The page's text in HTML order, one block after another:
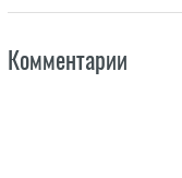
Комментарии